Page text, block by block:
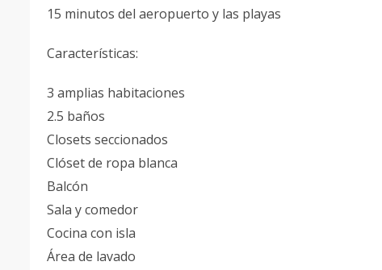
15 minutos del aeropuerto y las playas
Características:
3 amplias habitaciones
2.5 baños
Closets seccionados
Clóset de ropa blanca
Balcón
Sala y comedor
Cocina con isla
Área de lavado